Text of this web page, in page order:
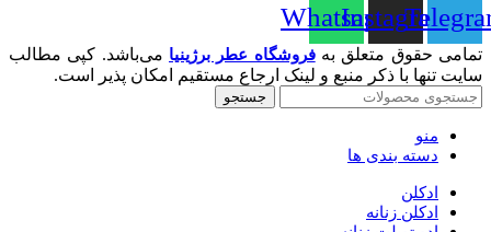
Instagram
Whatsapp
تمامی حقوق متعلق بهفروشگاه عطر برژینیا می‌باشد. کپی مطالب
سایت تنها با ذکر منبع و لینک ارجاع مستقیم امکان پذیر است.
جستجو
منو
دسته بندی ها
ادکلن
ادکلن زنانه